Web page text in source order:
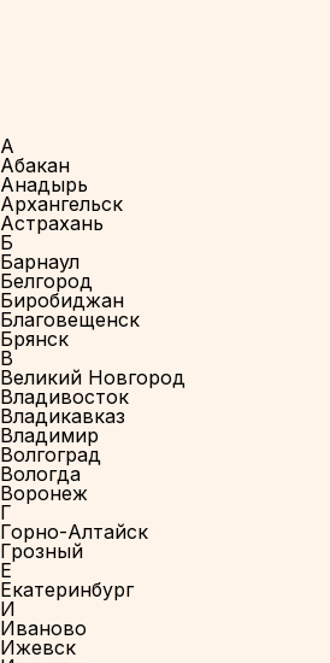
А
Абакан
Анадырь
Архангельск
Астрахань
Б
Барнаул
Белгород
Биробиджан
Благовещенск
Брянск
В
Великий Новгород
Владивосток
Владикавказ
Владимир
Волгоград
Вологда
Воронеж
Г
Горно-Алтайск
Грозный
Е
Екатеринбург
И
Иваново
Ижевск